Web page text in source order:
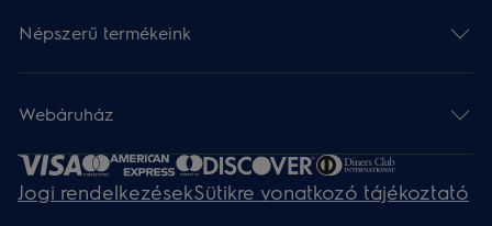
Népszerű termékeink
Webáruház​
Jogi rendelkezésekSütikre vonatkozó tájékoztató